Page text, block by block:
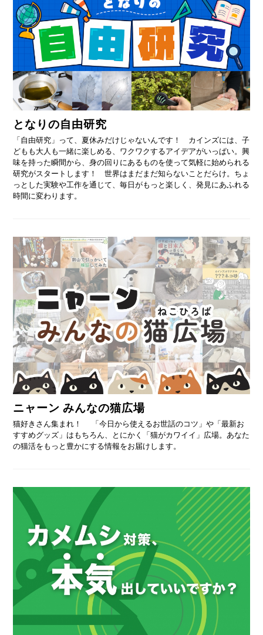
となりの自由研究
「自由研究」って、夏休みだけじゃないんです！ カインズには、子
どもも大人も一緒に楽しめる、ワクワクするアイデアがいっぱい。興
味を持った瞬間から、身の回りにあるものを使って気軽に始められる
研究がスタートします！ 世界はまだまだ知らないことだらけ。ちょ
っとした実験や工作を通じて、毎日がもっと楽しく、発見にあふれる
時間に変わります。
ニャーン みんなの猫広場
猫好きさん集まれ！ 「今日から使えるお世話のコツ」や「最新お
すすめグッズ」はもちろん、とにかく「猫がカワイイ」広場。あなた
の猫活をもっと豊かにする情報をお届けします。